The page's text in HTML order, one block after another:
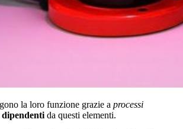
la loro funzione grazie a processi
dipendenti da questi elementi.